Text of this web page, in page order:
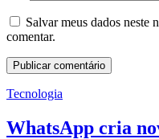
Salvar meus dados neste
comentar.
Tecnologia
WhatsApp cria